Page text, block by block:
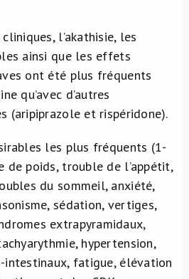
l’akathisie, les
ainsi que les effets
ont été plus fréquents
qu’avec d’autres
(aripiprazole et rispéridone).
les plus fréquents (1-
de poids, trouble de l’appétit,
du sommeil, anxiété,
sédation, vertiges,
extrapyramidaux,
hypertension,
fatigue, élévation